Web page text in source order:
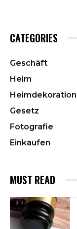
CATEGORIES
Geschäft
Heim
Heimdekoration
Gesetz
Fotografie
Einkaufen
MUST READ